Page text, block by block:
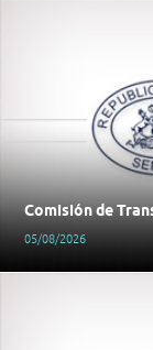
Comisión de
05/08/2026